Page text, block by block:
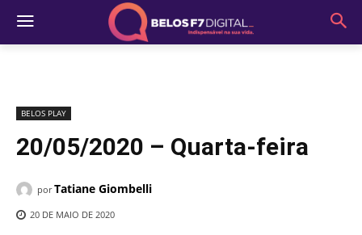
BELOS PLAY
20/05/2020 – Quarta-feira
por Tatiane Giombelli
20 DE MAIO DE 2020